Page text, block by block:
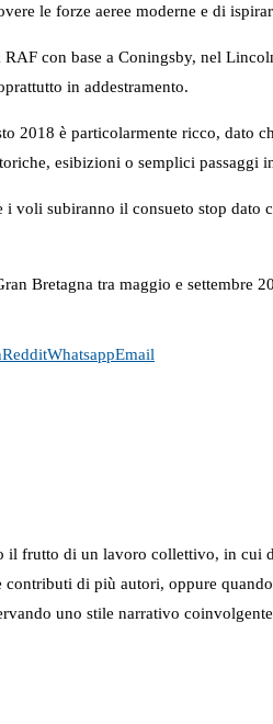
le forze aeree moderne e di
con base a Coningsby, nel
in addestramento.
2018 è particolarmente ricco, dato
esibizioni o semplici passaggi
voli subiranno il consueto stop dato
Bretagna tra maggio e settembre
RedditWhatsappEmail
frutto di un lavoro collettivo, in cui
di più autori, oppure
uno stile narrativo